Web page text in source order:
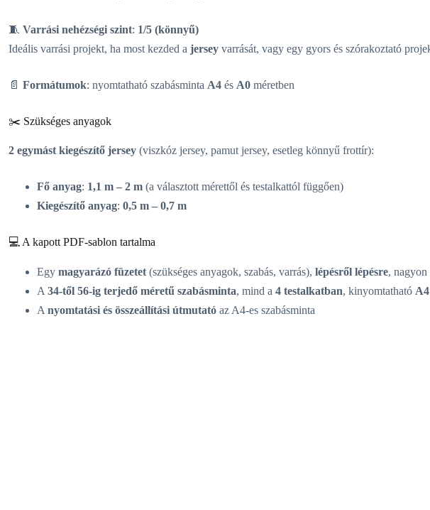
🧵 Varrási nehézségi szint: 1/5 (könnyű)
Ideális varrási projekt, ha most kezded a jersey varrását, vagy egy gyors és szórakoztató
📄 Formátumok: nyomtatható szabásminta A4 és A0 méretben
✂️ Szükséges anyagok
2 egymást kiegészítő jersey (viszkóz jersey, pamut jersey, esetleg könnyű frottír):
Fő anyag: 1,1 m – 2 m (a választott mérettől és testalkattól függően)
Kiegészítő anyag: 0,5 m – 0,7 m
💻 A kapott PDF-sablon tartalma
Egy magyarázó füzetet (szükséges anyagok, szabás, varrás), lépésről lépésre, nagyon
A 34-től 56-ig terjedő méretű szabásminta, mind a 4 testalkatban, kinyomtatható A4
A nyomtatási és összeállítási útmutató az A4-es szabásminta